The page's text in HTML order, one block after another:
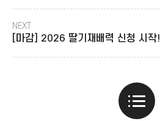
NEXT
[마감] 2026 딸기재배력 신청 시작!